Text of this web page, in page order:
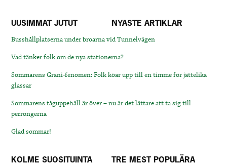
UUSIMMAT JUTUT NYASTE ARTIKLAR
Busshållplatserna under broarna vid Tunnelvägen
Vad tänker folk om de nya stationerna?
Sommarens Grani-fenomen: Folk köar upp till en timme för jättelika
glassar
Sommarens tåguppehåll är över – nu är det lättare att ta sig till
perrongerna
Glad sommar!
KOLME SUOSITUINTA TRE MEST POPULÄRA